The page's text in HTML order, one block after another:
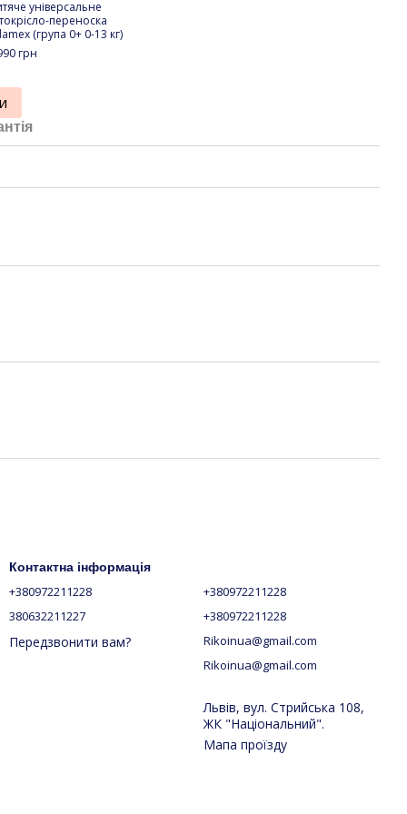
універсальне
переноска
(група 0+ 0-13 кг)
грн
Контактна інформація
+380972211228
380632211227
Передзвонити вам?
+380972211228
+380972211228
Rikoinua@gmail.com
Rikoinua@gmail.com
Львів, вул. Стрийська 108,
ЖК "Національний".
Мапа проїзду